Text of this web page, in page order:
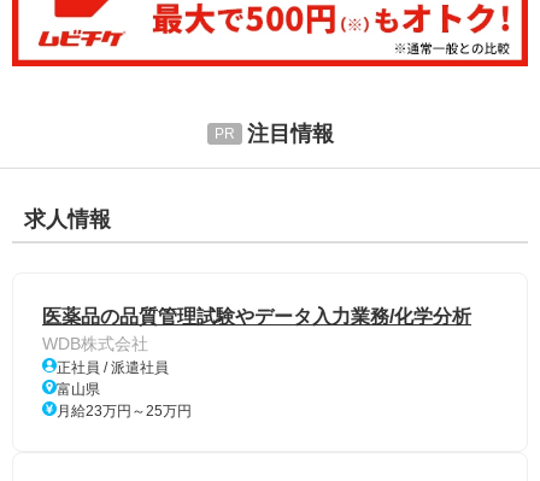
注目情報
求人情報
医薬品の品質管理試験やデータ入力業務/化学分析
WDB株式会社
正社員 / 派遣社員
富山県
月給23万円～25万円